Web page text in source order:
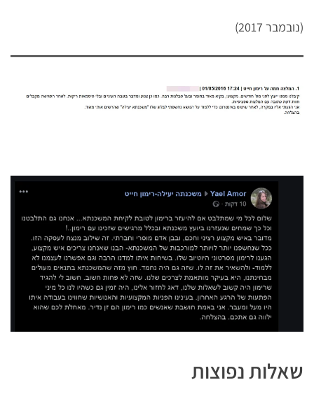
(נובמבר 2017)
שאלות נפוצות